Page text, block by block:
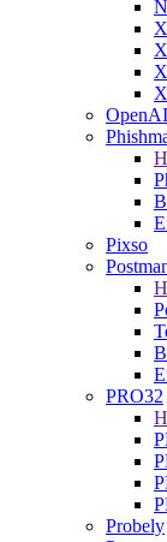
OpenAI
Pixso
PRO32
Probely